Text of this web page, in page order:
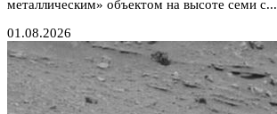
металлическим» объектом на высоте семи с...
01.08.2026